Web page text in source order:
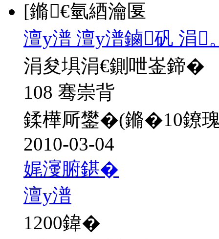
[鏅€氫綇瀹匽
澶у潽 澶у潽鏀矾 涓
涓夋埧涓€鍘呭崟鍗�
108 骞崇背
鍒樺厛鐢�(鏅�10鐐
2010-03-04
娓濅腑鍖�
澶у潽
1200鍏�